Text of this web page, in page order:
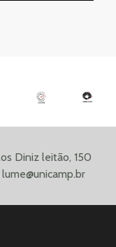
Diniz leitão, 150
lume@unicamp.br